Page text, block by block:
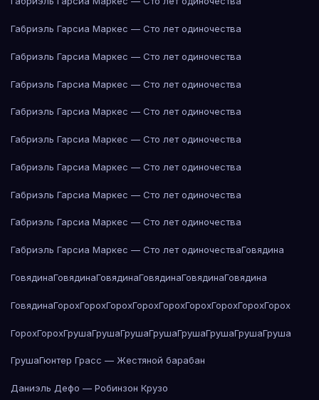
Габриэль Гарсиа Маркес — Сто лет одиночества
Габриэль Гарсиа Маркес — Сто лет одиночества
Габриэль Гарсиа Маркес — Сто лет одиночества
Габриэль Гарсиа Маркес — Сто лет одиночества
Габриэль Гарсиа Маркес — Сто лет одиночества
Габриэль Гарсиа Маркес — Сто лет одиночества
Габриэль Гарсиа Маркес — Сто лет одиночества
Габриэль Гарсиа Маркес — Сто лет одиночества
Габриэль Гарсиа Маркес — Сто лет одиночестваГовядина
ГовядинаГовядинаГовядинаГовядинаГовядинаГовядина
ГовядинаГорохГорохГорохГорохГорохГорохГорохГорохГорох
ГорохГорохГрушаГрушаГрушаГрушаГрушаГрушаГрушаГруша
ГрушаГюнтер Грасс — Жестяной барабан
Даниэль Дефо — Робинзон Крузо